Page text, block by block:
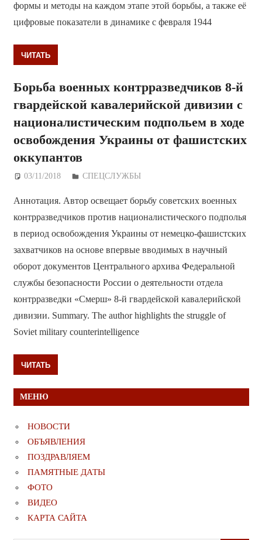
формы и методы на каждом этапе этой борьбы, а также её
цифровые показатели в динамике с февраля 1944
ЧИТАТЬ
Борьба военных контрразведчиков 8-й
гвардейской кавалерийской дивизии с
националистическим подпольем в ходе
освобождения Украины от фашистских
оккупантов
03/11/2018 Дежурный по Редакции
СПЕЦСЛУЖБЫ
Аннотация. Автор освещает борьбу советских военных
контрразведчиков против националистического подполья
в период освобождения Украины от немецко-фашистских
захватчиков на основе впервые вводимых в научный
оборот документов Центрального архива Федеральной
службы безопасности России о деятельности отдела
контрразведки «Смерш» 8-й гвардейской кавалерийской
дивизии. Summary. The author highlights the struggle of
Soviet military counterintelligence
ЧИТАТЬ
МЕНЮ
НОВОСТИ
ОБЪЯВЛЕНИЯ
ПОЗДРАВЛЯЕМ
ПАМЯТНЫЕ ДАТЫ
ФОТО
ВИДЕО
КАРТА САЙТА